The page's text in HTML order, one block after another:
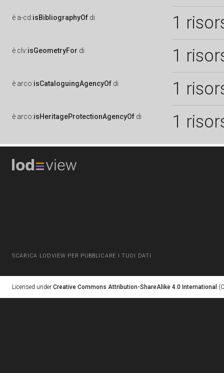
è a-cd:isBibliographyOf di 1
è clv:isGeometryFor di 1
è arco:isCataloguingAgencyOf di 1
è arco:isHeritageProtectionAgencyOf di 1
SCARICA LODVIEW PER PUBBLICARE I TUOI DATI
Licensed under Creative Commons Attribution-ShareAlike 4.0 International